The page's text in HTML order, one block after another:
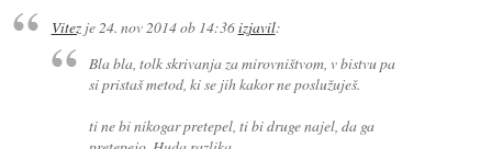
Vitezje24. nov 2014 ob 14:36izjavil:
Bla bla, tolk skrivanja za mirovništvom, v bistvu pa
si pristaš metod, ki se jih kakor ne poslužuješ.
ti ne bi nikogar pretepel, ti bi druge najel, da ga